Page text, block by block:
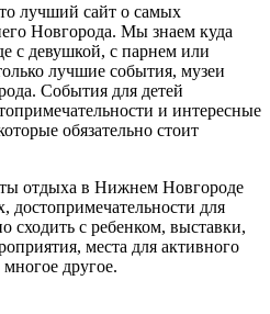
лучший сайт о самых
Новгорода. Мы знаем куда
с девушкой, с парнем или
лучшие события, музеи
События для детей
и интересные
обязательно стоит
отдыха в Нижнем Новгороде
для
сходить с ребенком, выставки,
места для активного
другое.